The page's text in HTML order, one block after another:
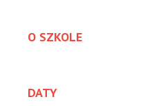
O SZKOLE
DATY